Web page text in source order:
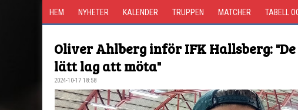
HEM NYHETER KALENDER TRUPPEN MATCHER TABELL
Oliver Ahlberg inför IFK Hallsberg:
lätt lag att möta"
2024-10-17 18:58